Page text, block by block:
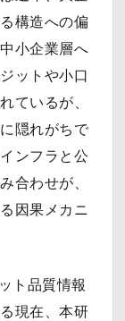
構造への偏
小企業層へ
ットや小口
ているが、
隠れがちで
ンフラと公
合わせが、
因果メカニ
ト品質情報
現在、本研